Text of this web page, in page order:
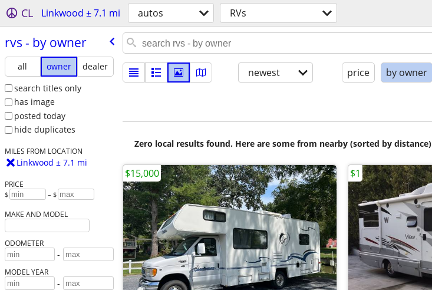
CL Linkwood ± 7.1 mi autos RVs
rvs - by owner
all owner
dealer
search titles only
has image
posted today
hide duplicates
MILES FROM LOCATION
Linkwood ± 7.1 mi
PRICE
$ – $
MAKE AND MODEL
ODOMETER
-
MODEL YEAR
-
newest price by owner
Zero local results found. Here are some from nearby (sorted by distance)
$15,000 $1